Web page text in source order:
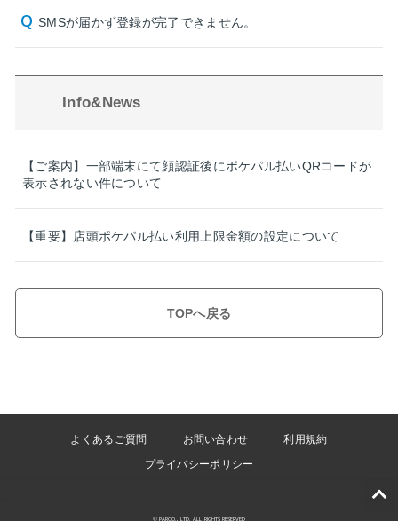
SMSが届かず登録が完了できません。
Info&News
【ご案内】一部端末にて顔認証後にポケパル払いQRコードが
表示されない件について
【重要】店頭ポケパル払い利用上限金額の設定について
TOPへ戻る
よくあるご質問 お問い合わせ
利用規約
プライバシーポリシー
© PARCO., LTD. ALL RIGHTS RESERVED